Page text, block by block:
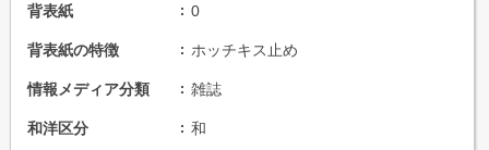
背表紙 0
背表紙の特徴 ホッチキス止め
情報メディア分類 雑誌
和洋区分 和